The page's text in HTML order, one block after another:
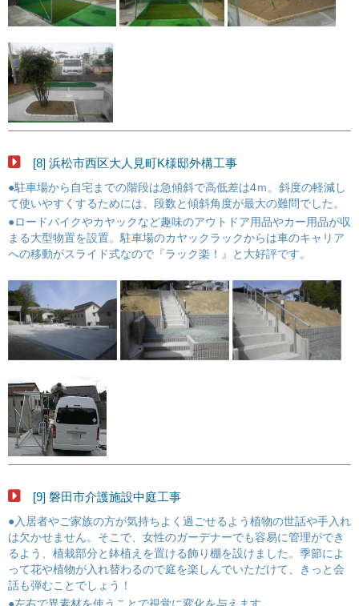
[8] 浜松市西区大人見町K様邸外構工事
●駐車場から自宅までの階段は急傾斜で高低差は4ｍ。斜度の軽減し
て使いやすくするためには、段数と傾斜角度が最大の難問でした。
●ロードバイクやカヤックなど趣味のアウトドア用品やカー用品が収
まる大型物置を設置。駐車場のカヤックラックからは車のキャリア
への移動がスライド式なので『ラック楽！』と大好評です。
[9] 磐田市介護施設中庭工事
●入居者やご家族の方が気持ちよく過ごせるよう植物の世話や手入れ
は欠かせません。そこで、女性のガーデナーでも容易に管理ができ
るよう、植栽部分と鉢植えを置ける飾り棚を設けました。季節によ
って花や植物が入れ替わるので庭を楽しんでいただけて、きっと会
話も弾むことでしょう！